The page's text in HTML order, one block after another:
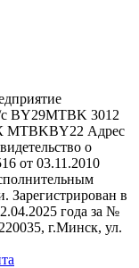
офис 1509
BY29MTBK 3012
MTBKBY22 Адрес
о
от 03.11.2010
Зарегистрирован в
года за №
г.Минск, ул.